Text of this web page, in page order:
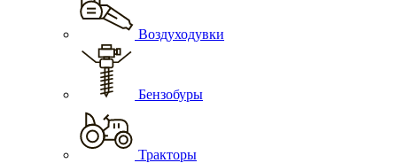
Воздуходувки
Бензобуры
Тракторы